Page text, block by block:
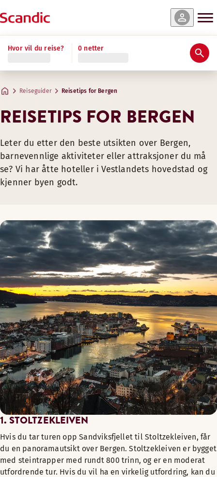
Hvor vil du reise? 0 netter
Reiseguider Reisetips for Bergen
REISETIPS FOR BERGEN
Leter du etter den beste utsikten over Bergen,
barnevennlige aktiviteter eller attraksjoner du må
se? Vi har åtte hoteller i Vestlandets hovedstad og
kjenner byen godt.
1. STOLTZEKLEIVEN
Hvis du tar turen opp Sandviksfjellet til Stoltzekleiven, får
du en panoramautsikt over Bergen. Stoltzekleiven er bygget
med steintrapper med rundt 800 trinn, og er en moderat
utfordrende tur. Hvis du vil ha en virkelig utfordring, kan du